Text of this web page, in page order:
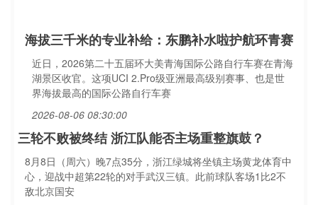
海拔三千米的专业补给：东鹏补水啦护航环青赛
近日，2026第二十五届环大美青海国际公路自行车赛在青海
湖景区收官。这项UCI 2.Pro级亚洲最高级别赛事、也是世
界海拔最高的国际公路自行车赛
2026-08-06 08:30:00
三轮不败被终结 浙江队能否主场重整旗鼓？
8月8日（周六）晚7点35分，浙江绿城将坐镇主场黄龙体育中
心，迎战中超第22轮的对手武汉三镇。此前球队客场1比2不
敌北京国安